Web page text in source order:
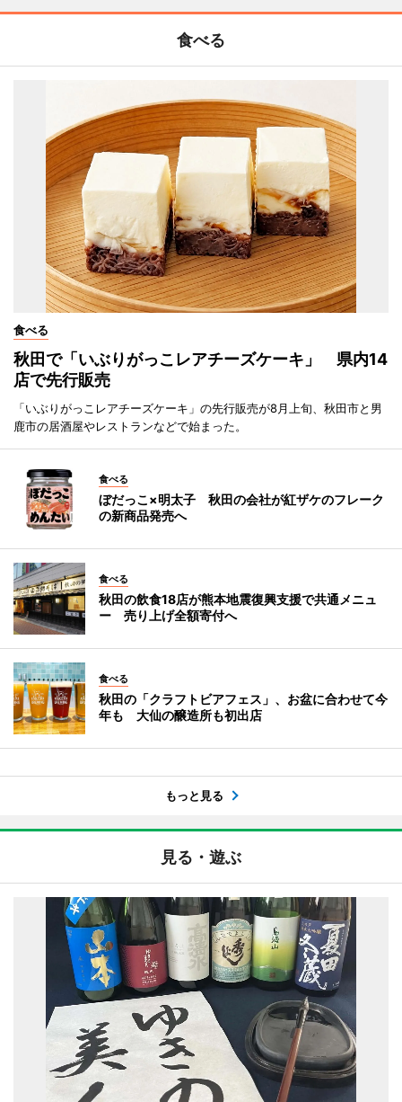
食べる
食べる
秋田で「いぶりがっこレアチーズケーキ」 県内14
店で先行販売
「いぶりがっこレアチーズケーキ」の先行販売が8月上旬、秋田市と男
鹿市の居酒屋やレストランなどで始まった。
食べる
ぼだっこ×明太子 秋田の会社が紅ザケのフレーク
の新商品発売へ
食べる
秋田の飲食18店が熊本地震復興支援で共通メニュ
ー 売り上げ全額寄付へ
食べる
秋田の「クラフトビアフェス」、お盆に合わせて今
年も 大仙の醸造所も初出店
もっと見る
見る・遊ぶ